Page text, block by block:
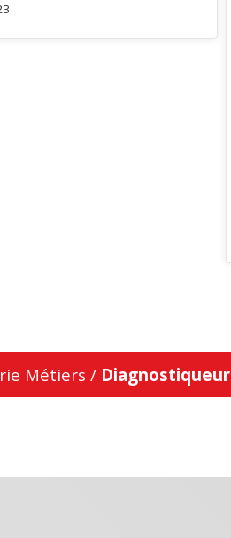
Métiers / Diagnostiqueur